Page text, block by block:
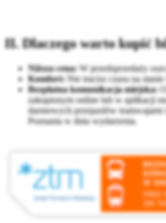
II. Dlaczego warto kupić
Niższa cena: W przedsprzedaży
Komfort: Nie tracisz czasu na
Bezpłatna komunikacja miejska:
zakupionym online lub w aplikacji
darmowych przejazdów tramwajami
Poznania w dniu wydarzenia.